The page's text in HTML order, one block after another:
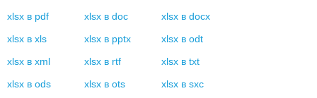
xlsx в pdf xlsx в doc xlsx в docx
xlsx в xls xlsx в pptx xlsx в odt
xlsx в xml xlsx в rtf xlsx в txt
xlsx в ods xlsx в ots xlsx в sxc